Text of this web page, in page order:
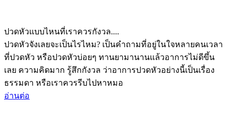
ปวดหัวแบบไหนที่เราควรกังวล....
ปวดหัวจังเลยจะเป็นไรไหม? เป็นคำถามที่อยู่ในใจหลายคนเวลา
ที่ปวดหัว หรือปวดหัวบ่อยๆ ทานยามานานแล้วอาการไม่ดีขึ้น
เลย ความคิดมาก รู้สึกกังวล ว่าอาการปวดหัวอย่างนี้เป็นเรื่อง
ธรรมดา หรือเราควรรีบไปหาหมอ
อ่านต่อ